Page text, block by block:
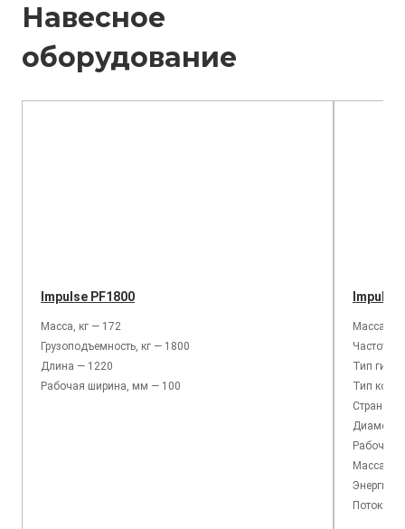
Навесное
оборудование
Impulse PF1800
Масса, кг — 172
Грузоподъемность, кг — 1800
Длина — 1220
Рабочая ширина, мм — 100
Масса, кг
Частота
Тип
Тип
Страна
Диаметр
Рабочее
Масса
Энергия
Поток